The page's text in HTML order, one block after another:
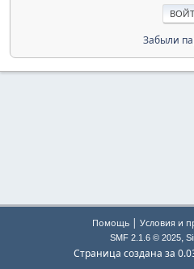
Забыли
Помощь | Условия и
SMF 2.1.6 © 2025,
Страница создана за